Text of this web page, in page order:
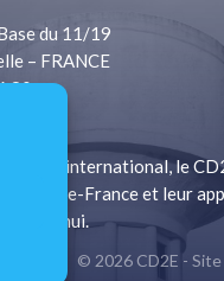
du 11/19
– FRANCE
80
international, le
de-France et leur
© 2026 CD2E -